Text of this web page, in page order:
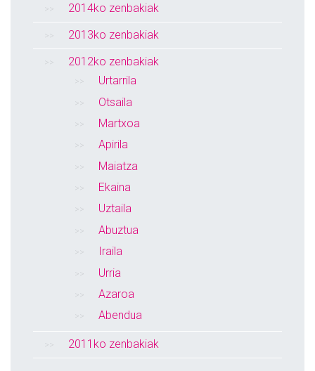
2014ko zenbakiak
2013ko zenbakiak
2012ko zenbakiak
Urtarrila
Otsaila
Martxoa
Apirila
Maiatza
Ekaina
Uztaila
Abuztua
Iraila
Urria
Azaroa
Abendua
2011ko zenbakiak